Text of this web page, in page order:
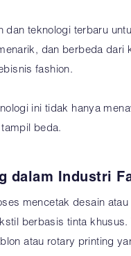
teknologi terbaru
dan berbeda dari
fashion.
ini tidak hanya
beda.
dalam Industri
mencetak desain
berbasis tinta
atau rotary printing